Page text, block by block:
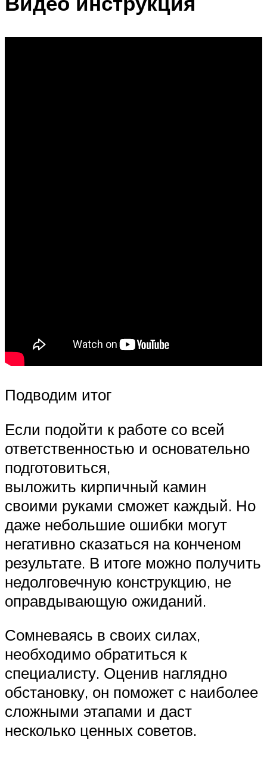
Подводим итог
Если подойти к работе со всей
ответственностью и основательно
подготовиться,
выложить кирпичный камин
своими руками сможет каждый. Но
даже небольшие ошибки могут
негативно сказаться на конченом
результате. В итоге можно получить
недолговечную конструкцию, не
оправдывающую ожиданий.
Сомневаясь в своих силах,
необходимо обратиться к
специалисту. Оценив наглядно
обстановку, он поможет с наиболее
сложными этапами и даст
несколько ценных советов.